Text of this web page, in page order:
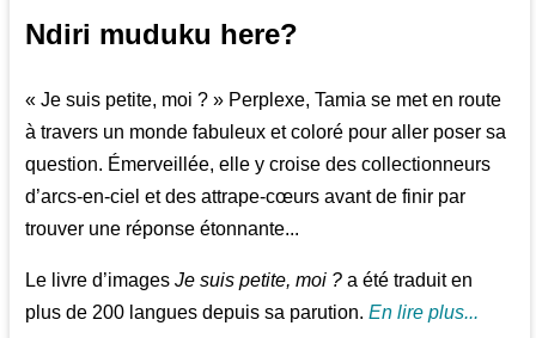
Ndiri muduku here?
« Je suis petite, moi ? » Perplexe, Tamia se met en route
à travers un monde fabuleux et coloré pour aller poser sa
question. Émerveillée, elle y croise des collectionneurs
d’arcs-en-ciel et des attrape-cœurs avant de finir par
trouver une réponse étonnante...
Le livre d’imagesJe suis petite, moi ? a été traduit en
plus de 200 langues depuis sa parution.En lire plus...